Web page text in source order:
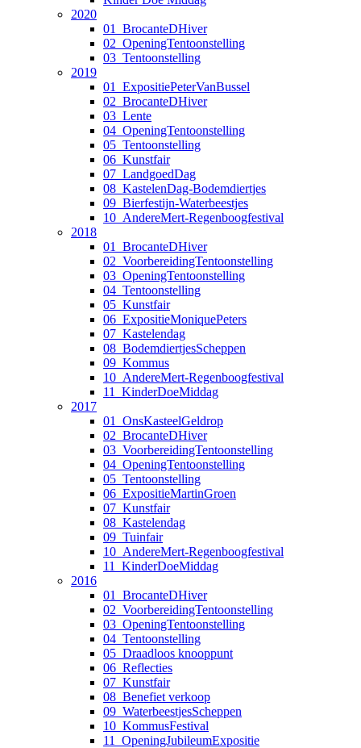
2020
01_BrocanteDHiver
02_OpeningTentoonstelling
03_Tentoonstelling
2019
01_ExpositiePeterVanBussel
02_BrocanteDHiver
03_Lente
04_OpeningTentoonstelling
05_Tentoonstelling
06_Kunstfair
07_LandgoedDag
08_KastelenDag-Bodemdiertjes
09_Bierfestijn-Waterbeestjes
10_AndereMert-Regenboogfestival
2018
01_BrocanteDHiver
02_VoorbereidingTentoonstelling
03_OpeningTentoonstelling
04_Tentoonstelling
05_Kunstfair
06_ExpositieMoniquePeters
07_Kastelendag
08_BodemdiertjesScheppen
09_Kommus
10_AndereMert-Regenboogfestival
11_KinderDoeMiddag
2017
01_OnsKasteelGeldrop
02_BrocanteDHiver
03_VoorbereidingTentoonstelling
04_OpeningTentoonstelling
05_Tentoonstelling
06_ExpositieMartinGroen
07_Kunstfair
08_Kastelendag
09_Tuinfair
10_AndereMert-Regenboogfestival
11_KinderDoeMiddag
2016
01_BrocanteDHiver
02_VoorbereidingTentoonstelling
03_OpeningTentoonstelling
04_Tentoonstelling
05_Draadloos knooppunt
06_Reflecties
07_Kunstfair
08_Benefiet verkoop
09_WaterbeestjesScheppen
10_KommusFestival
11_OpeningJubileumExpositie